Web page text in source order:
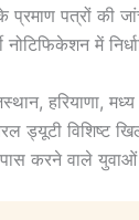
प्रमाण पत्रों की
में
हरियाणा,
ड्यूटी विशिष्ट
पास करने वाले